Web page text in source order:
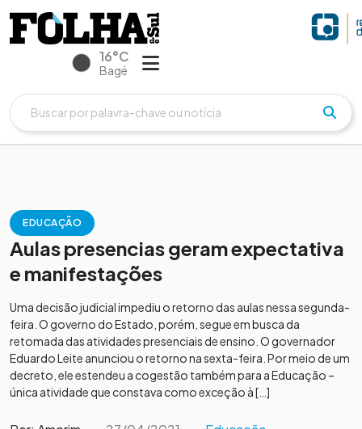
16°C
Bagé
EDUCAÇÃO
Aulas presencias geram expectativa
e manifestações
Uma decisão judicial impediu o retorno das aulas nessa segunda-
feira. O governo do Estado, porém, segue em busca da
retomada das atividades presenciais de ensino. O governador
Eduardo Leite anunciou o retorno na sexta-feira. Por meio de um
decreto, ele estendeu a cogestão também para a Educação –
única atividade que constava como exceção à […]